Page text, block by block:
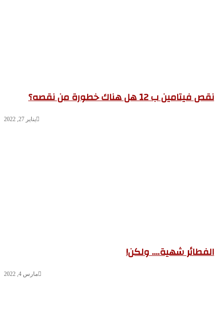
ب 12 هل هناك خطورة من نقصه؟
يناير 27, 2022
شهية…. ولكن!
مارس 4, 2022